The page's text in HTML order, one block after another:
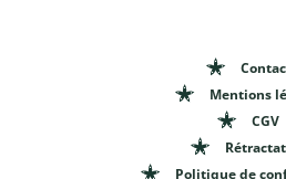
Mentions
CGV
Politique de